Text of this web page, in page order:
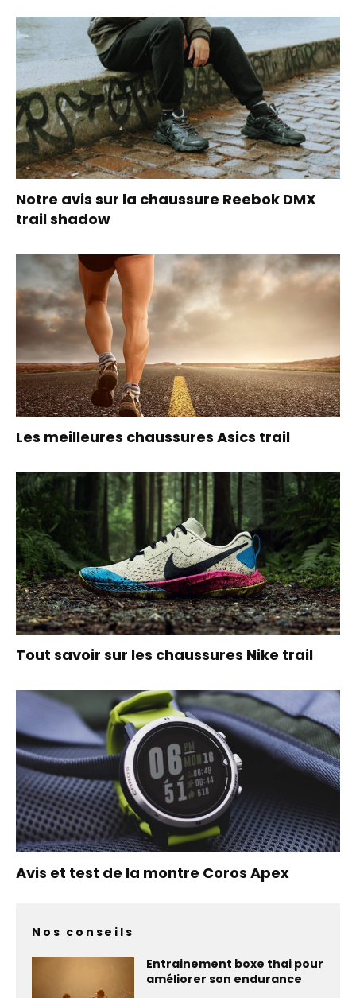
Notre avis sur la chaussure Reebok DMX
trail shadow
Les meilleures chaussures Asics trail
Tout savoir sur les chaussures Nike trail
Avis et test de la montre Coros Apex
Nos conseils
Entrainement boxe thai pour
améliorer son endurance